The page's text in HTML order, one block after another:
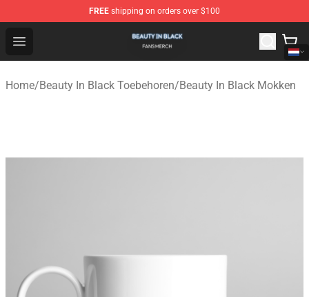
FREE shipping on orders over $100
Open menu
Beauty In Black Shop - Official Beauty In Black
Home/Beauty In Black Toebehoren/Beauty In Black Mokken